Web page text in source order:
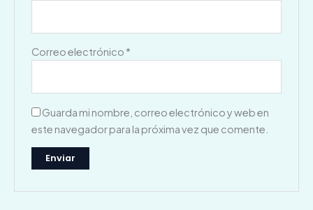
Correo electrónico *
Guarda mi nombre, correo electrónico y web en
este navegador para la próxima vez que comente.